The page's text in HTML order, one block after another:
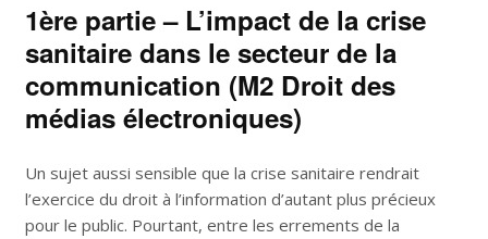
1ère partie – L’impact de la crise
sanitaire dans le secteur de la
communication (M2 Droit des
médias électroniques)
Un sujet aussi sensible que la crise sanitaire rendrait
l’exercice du droit à l’information d’autant plus précieux
pour le public. Pourtant, entre les errements de la